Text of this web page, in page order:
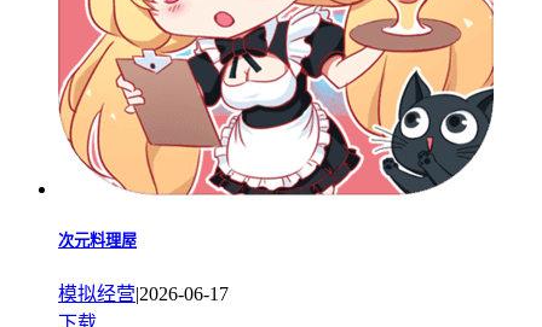
次元料理屋
模拟经营|2026-06-17
下载